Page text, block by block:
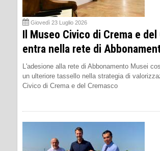
Giovedì 23 Luglio 2026
Il Museo Civico di Crema e del
entra nella rete di
L'adesione alla rete di Abbonamento Musei
un ulteriore tassello nella strategia di
Civico di Crema e del Cremasco